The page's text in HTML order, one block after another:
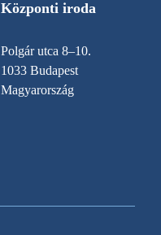
Központi iroda
Polgár utca 8–10.
1033 Budapest
Magyarország